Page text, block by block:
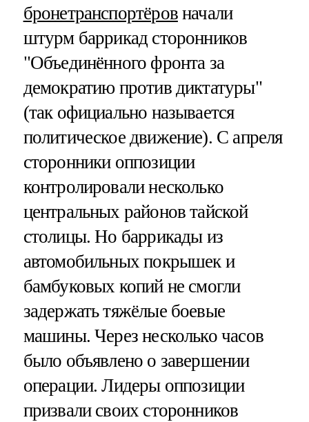
бронетранспортёровначали
штурм баррикад сторонников
"Объединённого фронта за
демократию против диктатуры"
(так официально называется
политическое движение). С апреля
сторонники оппозиции
контролировали несколько
центральных районов тайской
столицы. Но баррикады из
автомобильных покрышек и
бамбуковых копий не смогли
задержать тяжёлые боевые
машины. Через несколько часов
было объявлено о завершении
операции. Лидеры оппозиции
призвали своих сторонников